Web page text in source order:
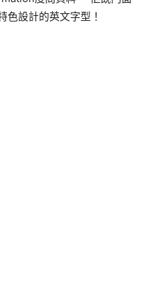
色設計的英文字型！